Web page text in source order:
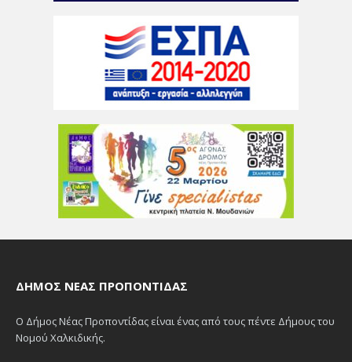
ΔΉΜΟΣ ΝΈΑΣ ΠΡΟΠΟΝΤΊΔΑΣ
Ο Δήμος Νέας Προποντίδας είναι ένας από τους πέντε Δήμους του
Νομού Χαλκιδικής.